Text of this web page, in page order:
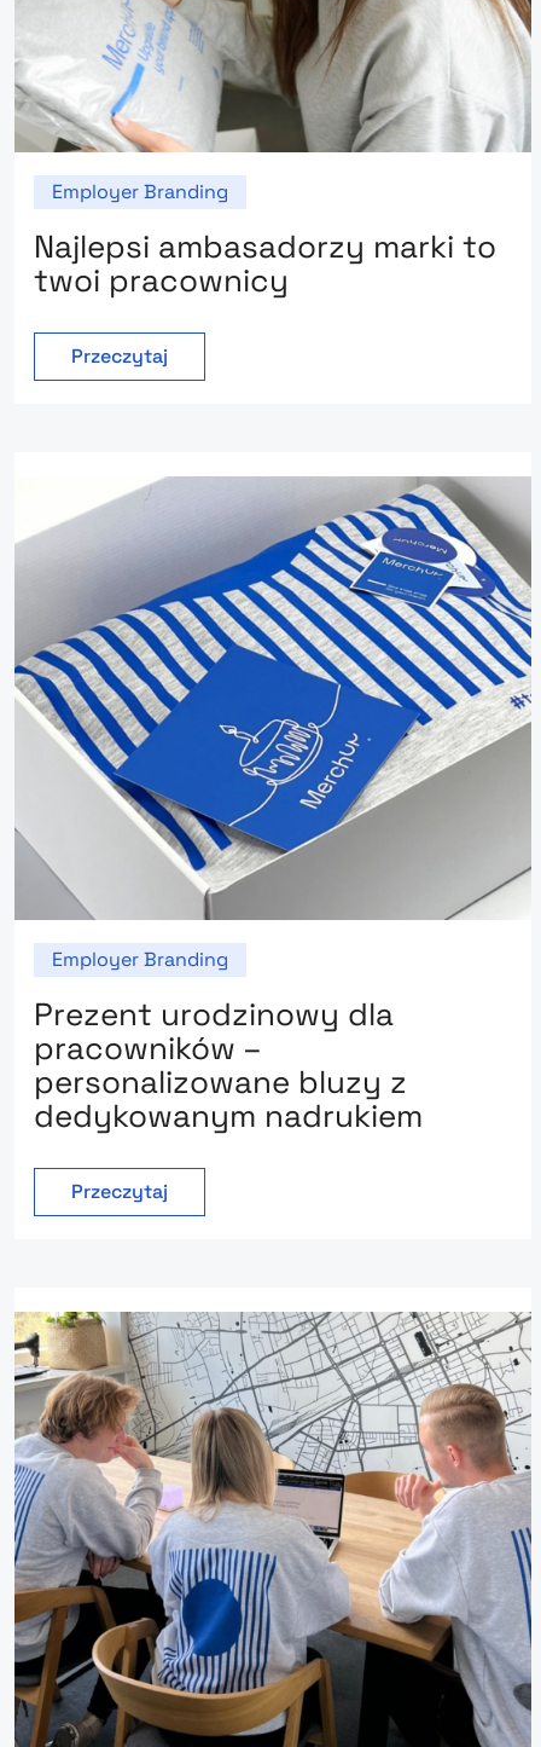
Employer Branding
Najlepsi ambasadorzy marki to
twoi pracownicy
Przeczytaj
Employer Branding
Prezent urodzinowy dla
pracowników –
personalizowane bluzy z
dedykowanym nadrukiem
Przeczytaj